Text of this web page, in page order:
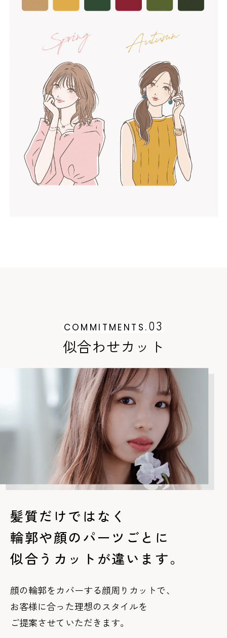
COMMITMENTS. 03
似合わせカット
髪質だけではなく
輪郭や顔のパーツごとに
似合うカットが違います。
顔の輪郭をカバーする顔周りカットで、
お客様に合った理想のスタイルを
ご提案させていただきます。